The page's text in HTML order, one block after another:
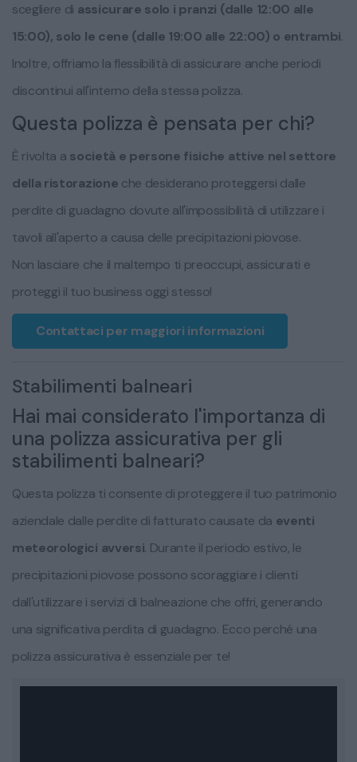
scegliere di assicurare solo i pranzi (dalle 12:00 alle
15:00), solo le cene (dalle 19:00 alle 22:00) o entrambi.
Inoltre, offriamo la flessibilità di assicurare anche periodi
discontinui all'interno della stessa polizza.
Questa polizza è pensata per chi?
È rivolta a società e persone fisiche attive nel settore
della ristorazione che desiderano proteggersi dalle
perdite di guadagno dovute all'impossibilità di utilizzare i
tavoli all'aperto a causa delle precipitazioni piovose.
Non lasciare che il maltempo ti preoccupi, assicurati e
proteggi il tuo business oggi stesso!
Contattaci per maggiori informazioni
Stabilimenti balneari
Hai mai considerato l'importanza di
una polizza assicurativa per gli
stabilimenti balneari?
Questa polizza ti consente di proteggere il tuo patrimonio
aziendale dalle perdite di fatturato causate da eventi
meteorologici avversi. Durante il periodo estivo, le
precipitazioni piovose possono scoraggiare i clienti
dall'utilizzare i servizi di balneazione che offri, generando
una significativa perdita di guadagno. Ecco perché una
polizza assicurativa è essenziale per te!